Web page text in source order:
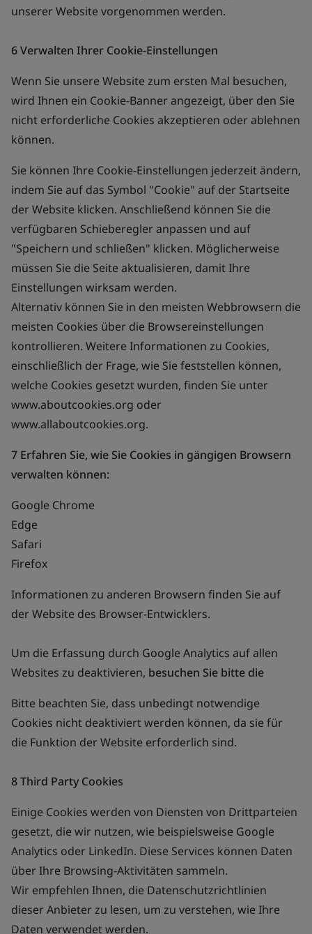
unserer Website vorgenommen werden.
6 Verwalten Ihrer Cookie-Einstellungen
Wenn Sie unsere Website zum ersten Mal besuchen,
wird Ihnen ein Cookie-Banner angezeigt, über den Sie
nicht erforderliche Cookies akzeptieren oder ablehnen
können.
Sie können Ihre Cookie-Einstellungen jederzeit ändern,
indem Sie auf das Symbol "Cookie" auf der Startseite
der Website klicken. Anschließend können Sie die
verfügbaren Schieberegler anpassen und auf
"Speichern und schließen" klicken. Möglicherweise
müssen Sie die Seite aktualisieren, damit Ihre
Einstellungen wirksam werden.
Alternativ können Sie in den meisten Webbrowsern die
meisten Cookies über die Browsereinstellungen
kontrollieren. Weitere Informationen zu Cookies,
einschließlich der Frage, wie Sie feststellen können,
welche Cookies gesetzt wurden, finden Sie unter
www.aboutcookies.org oder
www.allaboutcookies.org.
7 Erfahren Sie, wie Sie Cookies in gängigen Browsern
verwalten können:
Google Chrome
Edge
Safari
Firefox
Informationen zu anderen Browsern finden Sie auf
der Website des Browser-Entwicklers.
Um die Erfassung durch Google Analytics auf allen
Websites zu deaktivieren, besuchen Sie bitte die
Bitte beachten Sie, dass unbedingt notwendige
Cookies nicht deaktiviert werden können, da sie für
die Funktion der Website erforderlich sind.
8 Third Party Cookies
Einige Cookies werden von Diensten von Drittparteien
gesetzt, die wir nutzen, wie beispielsweise Google
Analytics oder LinkedIn. Diese Services können Daten
über Ihre Browsing-Aktivitäten sammeln.
Wir empfehlen Ihnen, die Datenschutzrichtlinien
dieser Anbieter zu lesen, um zu verstehen, wie Ihre
Daten verwendet werden.